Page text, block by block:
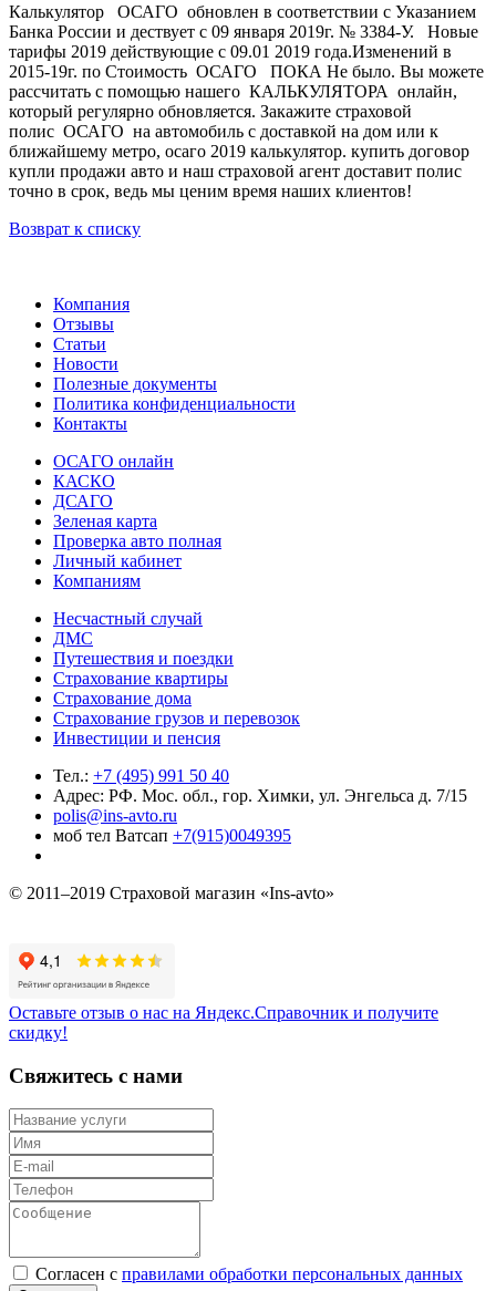
Калькулятор ОСАГО обновлен в соответствии с Указанием
Банка России и дествует с 09 января 2019г. № 3384-У. Новые
тарифы 2019 действующие с 09.01 2019 года.Изменений в
2015-19г. по Стоимость ОСАГО ПОКА Не было. Вы можете
рассчитать с помощью нашего КАЛЬКУЛЯТОРА онлайн,
который регулярно обновляется. Закажите страховой
полис ОСАГО на автомобиль с доставкой на дом или к
ближайшему метро, осаго 2019 калькулятор. купить договор
купли продажи авто и наш страховой агент доставит полис
точно в срок, ведь мы ценим время наших клиентов!
Возврат к списку
Компания
Отзывы
Статьи
Новости
Полезные документы
Политика конфиденциальности
Контакты
ОСАГО онлайн
КАСКО
ДСАГО
Зеленая карта
Проверка авто полная
Личный кабинет
Компаниям
Несчастный случай
ДМС
Путешествия и поездки
Страхование квартиры
Страхование дома
Страхование грузов и перевозок
Инвестиции и пенсия
Тел.: +7 (495) 991 50 40
Адрес: РФ. Мос. обл., гор. Химки, ул. Энгельса д. 7/15
polis@ins-avto.ru
моб тел Ватсап +7(915)0049395
© 2011–2019 Страховой магазин «Ins-avto»
Оставьте отзыв о нас на Яндекс.Справочник и получите
скидку!
Свяжитесь с нами
Согласен с правилами обработки персональных данных